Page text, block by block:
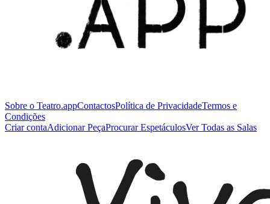
Sobre o Teatro.appContactosPolítica de PrivacidadeTermos e
Condições
Criar contaAdicionar PeçaProcurar EspetáculosVer Todas as Salas